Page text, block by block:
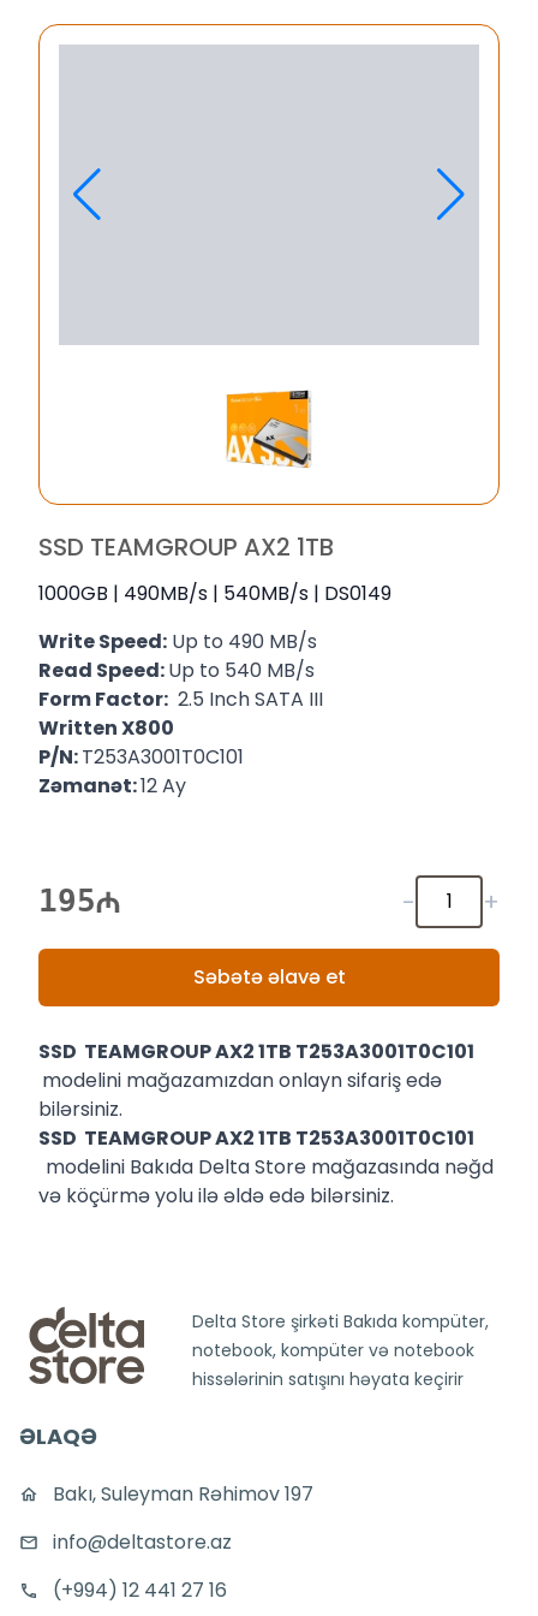
SSD TEAMGROUP AX2 1TB
1000GB | 490MB/s | 540MB/s | DS0149
Write Speed: Up to 490 MB/s
Read Speed:Up to 540 MB/s
Form Factor: 2.5 Inch SATA III
Written X800
P/N:T253A3001T0C101
Zəmanət:12 Ay
195 - +
Səbətə əlavə et
SSD TEAMGROUP AX2 1TB T253A3001T0C101
modelini mağazamızdan onlayn sifariş edə
bilərsiniz.
SSD TEAMGROUP AX2 1TB T253A3001T0C101
modelini Bakıda Delta Store mağazasında nəğd
və köçürmə yolu ilə əldə edə bilərsiniz.
Delta Store şirkəti Bakıda kompüter,
notebook, kompüter və notebook
hissələrinin satışını həyata keçirir
ƏLAQƏ
Bakı, Suleyman Rəhimov 197
info@deltastore.az
(+994) 12 441 27 16